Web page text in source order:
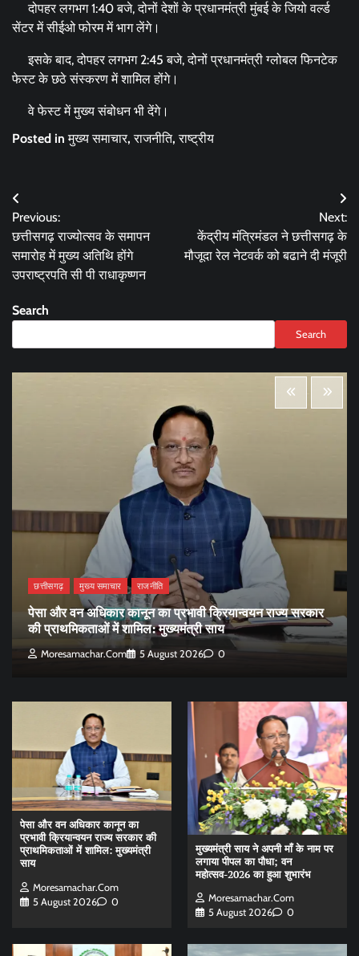
दोपहर लगभग 1:40 बजे, दोनों देशों के प्रधानमंत्री मुंबई के जियो वर्ल्ड
सेंटर में सीईओ फोरम में भाग लेंगे।
इसके बाद, दोपहर लगभग 2:45 बजे, दोनों प्रधानमंत्री ग्लोबल फिनटेक
फेस्ट के छठे संस्करण में शामिल होंगे।
वे फेस्ट में मुख्य संबोधन भी देंगे।
Posted inमुख्य समाचार,राजनीति,राष्ट्रीय
Post
navigation
Previous:
छत्तीसगढ़ राज्योत्सव के समापन
समारोह में मुख्य अतिथि होंगे
उपराष्ट्रपति सी पी राधाकृष्णन
Next:
केंद्रीय मंत्रिमंडल ने छत्तीसगढ़ के
मौजूदा रेल नेटवर्क को बढाने दी मंजूरी
Search
Search
छत्तीसगढ़ मुख्य समाचार राजनीति
पेसा और वन अधिकार कानून का प्रभावी क्रियान्वयन राज्य सरकार
की प्राथमिकताओं में शामिल: मुख्यमंत्री साय
Moresamachar.com 5 August 2026 0
पेसा और वन अधिकार कानून का
प्रभावी क्रियान्वयन राज्य सरकार की
प्राथमिकताओं में शामिल: मुख्यमंत्री
साय
Moresamachar.com
5 August 2026
0
मुख्यमंत्री साय ने अपनी माँ के नाम पर
लगाया पीपल का पौधा; वन
महोत्सव-2026 का हुआ शुभारंभ
Moresamachar.com
5 August 2026
0